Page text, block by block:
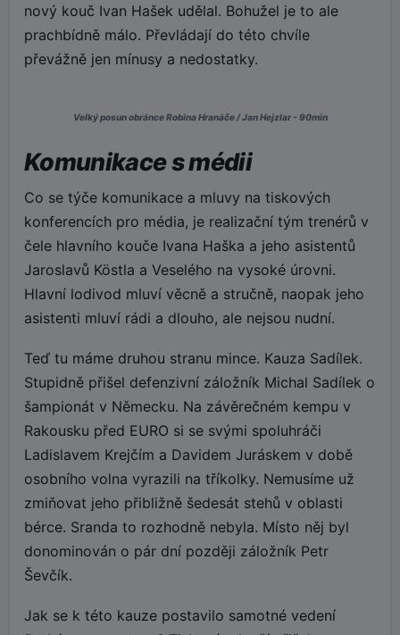
nový kouč Ivan Hašek udělal. Bohužel je to ale
prachbídně málo. Převládají do této chvíle
převážně jen mínusy a nedostatky.
Velký posun obránce Robina Hranáče / Jan Hejzlar - 90min
Komunikace s médii
Co se týče komunikace a mluvy na tiskových
konferencích pro média, je realizační tým trenérů v
čele hlavního kouče Ivana Haška a jeho asistentů
Jaroslavů Köstla a Veselého na vysoké úrovni.
Hlavní lodivod mluví věcně a stručně, naopak jeho
asistenti mluví rádi a dlouho, ale nejsou nudní.
Teď tu máme druhou stranu mince. Kauza Sadílek.
Stupidně přišel defenzivní záložník Michal Sadílek o
šampionát v Německu. Na závěrečném kempu v
Rakousku před EURO si se svými spoluhráči
Ladislavem Krejčím a Davidem Juráskem v době
osobního volna vyrazili na tříkolky. Nemusíme už
zmiňovat jeho přibližně šedesát stehů v oblasti
bérce. Sranda to rozhodně nebyla. Místo něj byl
donominován o pár dní později záložník Petr
Ševčík.
Jak se k této kauze postavilo samotné vedení